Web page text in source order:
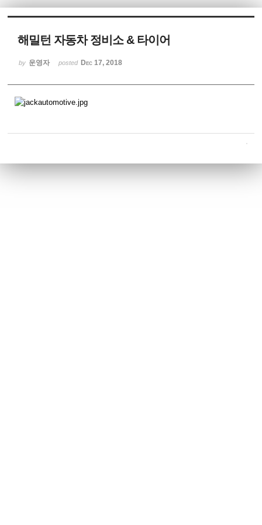
해밀턴 자동차 정비소 & 타이어
by 운영자 posted Dec 17, 2018
Sketchbook5, 스케치북5
Sketchbook5, 스케치북5